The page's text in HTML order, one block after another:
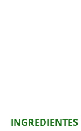
INGREDIENTES